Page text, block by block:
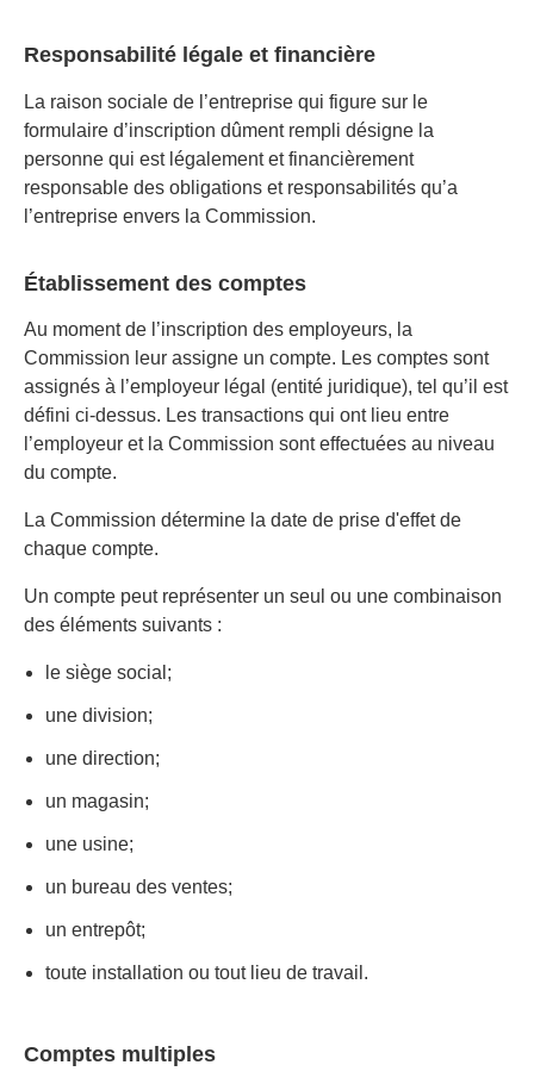
Responsabilité légale et financière
La raison sociale de l’entreprise qui figure sur le
formulaire d’inscription dûment rempli désigne la
personne qui est légalement et financièrement
responsable des obligations et responsabilités qu’a
l’entreprise envers la Commission.
Établissement des comptes
Au moment de l’inscription des employeurs, la
Commission leur assigne un compte. Les comptes sont
assignés à l’employeur légal (entité juridique), tel qu’il est
défini ci-dessus. Les transactions qui ont lieu entre
l’employeur et la Commission sont effectuées au niveau
du compte.
La Commission détermine la date de prise d'effet de
chaque compte.
Un compte peut représenter un seul ou une combinaison
des éléments suivants :
le siège social;
une division;
une direction;
un magasin;
une usine;
un bureau des ventes;
un entrepôt;
toute installation ou tout lieu de travail.
Comptes multiples